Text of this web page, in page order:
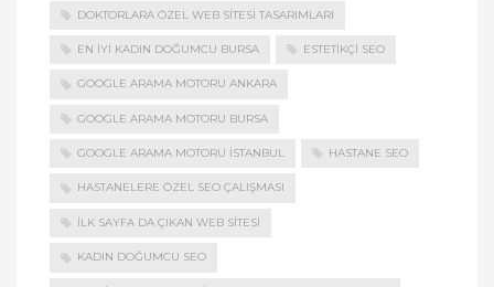
DOKTORLARA ÖZEL WEB SITESI TASARIMLARI
EN IYI KADIN DOĞUMCU BURSA ESTETIKÇI SEO
GOOGLE ARAMA MOTORU ANKARA
GOOGLE ARAMA MOTORU BURSA
GOOGLE ARAMA MOTORU ISTANBUL HASTANE SEO
HASTANELERE ÖZEL SEO ÇALIŞMASI
ILK SAYFA DA ÇIKAN WEB SITESI
KADIN DOĞUMCU SEO